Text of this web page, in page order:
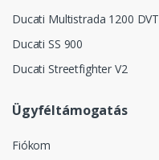
Ducati Multistrada 1200 DVT
Ducati SS 900
Ducati Streetfighter V2
Ügyféltámogatás
Fiókom